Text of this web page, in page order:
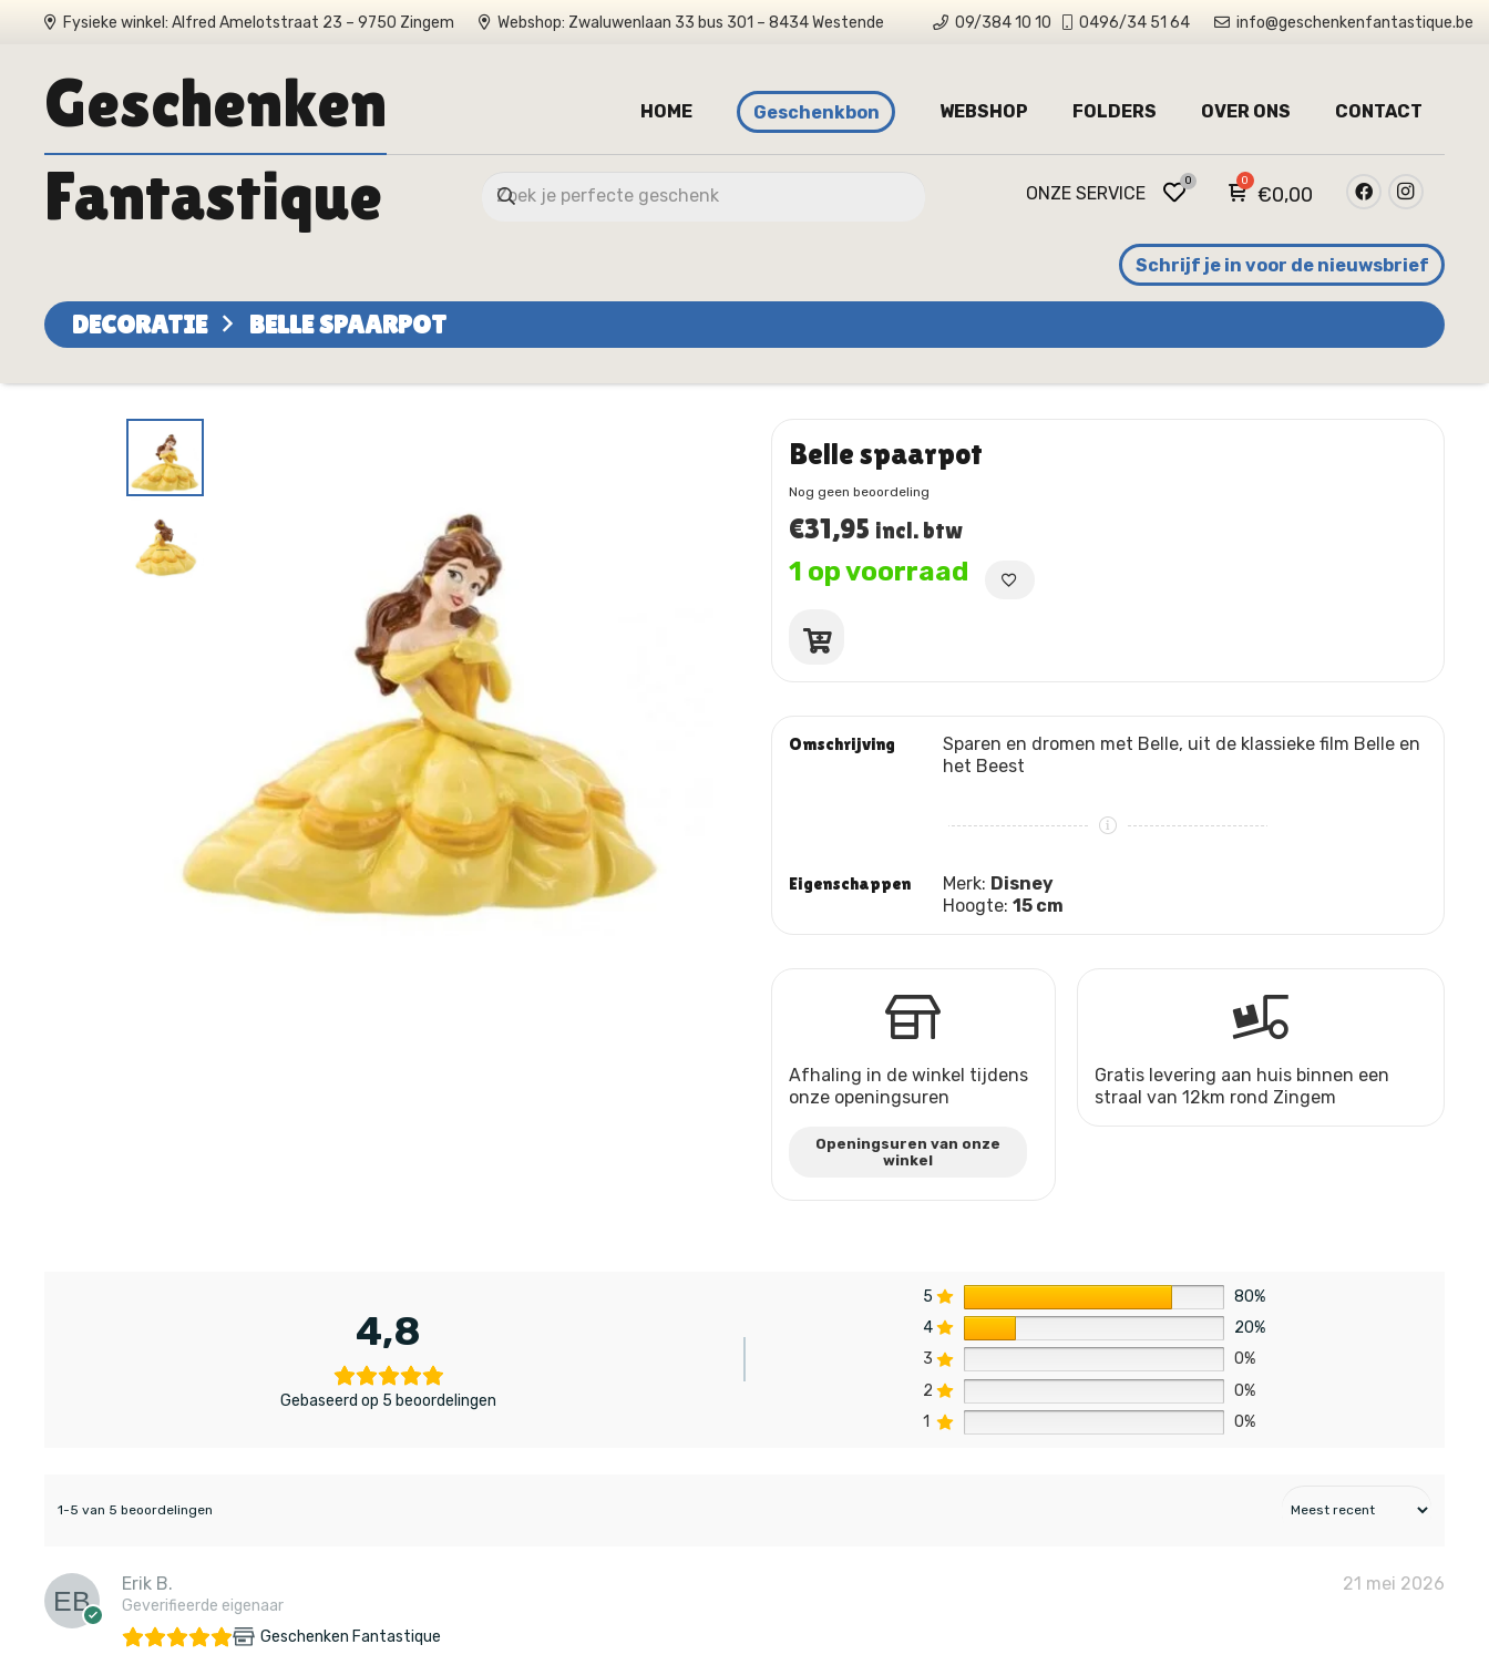
Fysieke winkel: Alfred Amelotstraat 23 – 9750 Zingem Webshop: Zwaluwenlaan 33 bus 301 – 8434 Westende 09/384 10 10 0496/34 51 64 info@geschenkenfantastique.be
Geschenken HOME Geschenkbon WEBSHOP FOLDERS OVER ONS CONTACT
Fantastique ONZE SERVICE
0
€0,00
Schrijf je in voor de nieuwsbrief
DECORATIE BELLE SPAARPOT
Belle spaarpot
Nog geen beoordeling
€31,95 incl. btw
1 op voorraad
Belle
Omschrijving
Sparen en dromen met Belle, uit de klassieke film Belle en
het Beest
Eigenschappen Merk: Disney
Hoogte:15 cm
Afhaling in de winkel tijdens
onze openingsuren
Openingsuren van onze
winkel
Gratis levering aan huis binnen een
straal van 12km rond Zingem
4,8
Gebaseerd op 5 beoordelingen
5
80%
4
20%
3
0%
2
0%
1
0%
1-5 van 5 beoordelingen
Erik B.
Geverifieerde eigenaar
21 mei 2026
Geschenken Fantastique